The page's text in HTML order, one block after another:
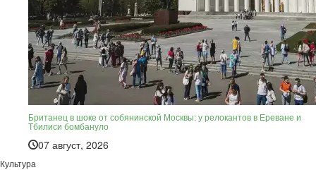
Британец в шоке от собянинской Москвы: у релокантов в Ереване и
Тбилиси бомбануло
07 август, 2026
Культура